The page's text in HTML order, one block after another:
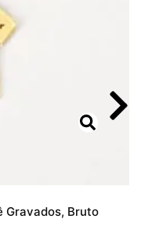
Gravados, Bruto